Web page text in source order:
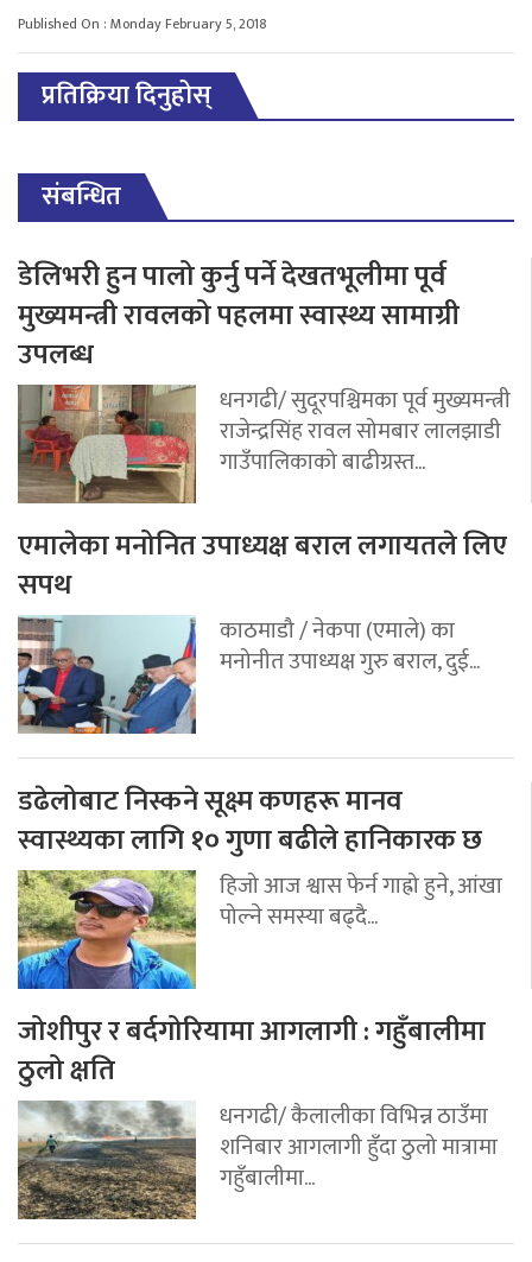
Published On : Monday February 5, 2018
प्रतिक्रिया दिनुहोस्
संबन्धित
डेलिभरी हुन पालो कुर्नु पर्ने देखतभूलीमा पूर्व
मुख्यमन्त्री रावलको पहलमा स्वास्थ्य सामाग्री
उपलब्ध
धनगढी/ सुदूरपश्चिमका पूर्व मुख्यमन्त्री
राजेन्द्रसिंह रावल सोमबार लालझाडी
गाउँपालिकाको बाढीग्रस्त...
एमालेका मनोनित उपाध्यक्ष बराल लगायतले लिए
सपथ
काठमाडौ / नेकपा (एमाले) का
मनोनीत उपाध्यक्ष गुरु बराल, दुई...
डढेलोबाट निस्कने सूक्ष्म कणहरू मानव
स्वास्थ्यका लागि १० गुणा बढीले हानिकारक छ
हिजो आज श्वास फेर्न गाह्रो हुने, आंखा
पोल्ने समस्या बढ्दै...
जोशीपुर र बर्दगोरियामा आगलागी : गहुँबालीमा
ठुलो क्षति
धनगढी/ कैलालीका विभिन्न ठाउँमा
शनिबार आगलागी हुँदा ठुलो मात्रामा
गहुँबालीमा...